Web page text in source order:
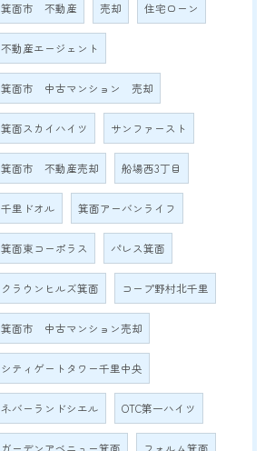
箕面市 不動産 売却 住宅ローン
不動産エージェント
箕面市 中古マンション 売却
箕面スカイハイツ サンファースト
箕面市 不動産売却 船場西3丁目
千里ドオル 箕面アーバンライフ
箕面東コーポラス パレス箕面
クラウンヒルズ箕面 コープ野村北千里
箕面市 中古マンション売却
シティゲートタワー千里中央
ネバーランドシエル OTC第一ハイツ